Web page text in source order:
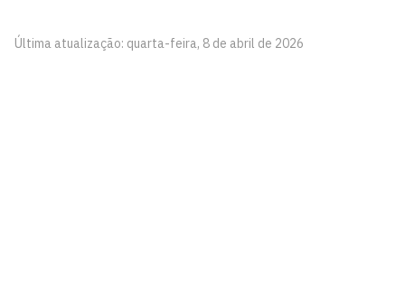
Última atualização: quarta-feira, 8 de abril de 2026